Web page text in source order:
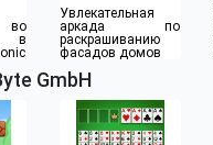
во
в
Увлекательная
аркада по
раскрашиванию
фасадов домов
GmbH